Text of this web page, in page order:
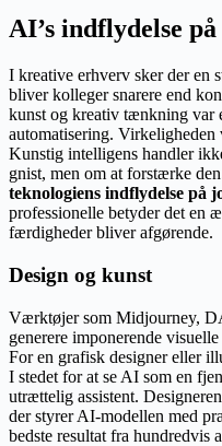
AI’s indflydelse
I kreative erhverv sker der
bliver kolleger snarere end
kunst og kreativ tænkning var
automatisering. Virkeligheden
Kunstig intelligens handler
gnist, men om at forstærke
teknologiens indflydelse på
professionelle betyder det en
færdigheder bliver afgørende.
Design og kunst
Værktøjer som Midjourney,
generere imponerende
For en grafisk designer eller
I stedet for at se AI som en
utrættelig assistent.
der styrer AI-modellen med
bedste resultat fra hundredvis